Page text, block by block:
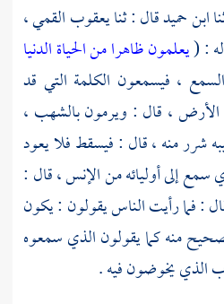
ابن حميدقال : ثنايعقوب القمي ،
: (يعلمون ظاهرا من الحياة الدنيا
، فيسمعون الكلمة التي قد
الأرض ، قال : ويرمون بالشهب ،
شرر منه ، قال : فيسقط فلا يعود
سمع إلى أوليائه من الإنس ، قال :
: فما رأيت الناس يقولون : يكون
منه كما يقولون الذي سمعوه
الذي يخوضون فيه .